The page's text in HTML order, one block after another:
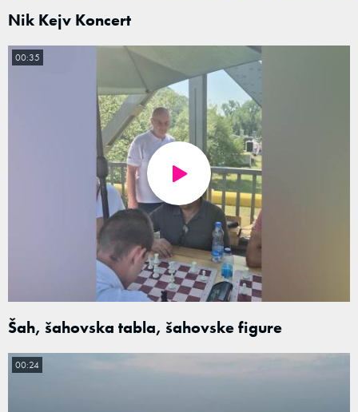
Nik Kejv Koncert
Šah, šahovska tabla, šahovske figure
00:35
00:24